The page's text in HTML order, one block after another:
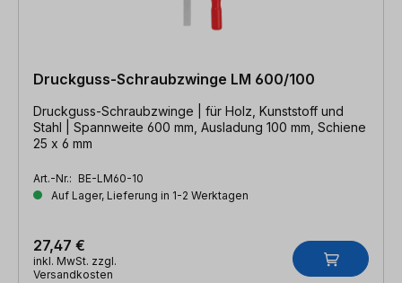
Druckguss-Schraubzwinge LM 600/100
Druckguss-Schraubzwinge | für Holz, Kunststoff und
Stahl | Spannweite 600 mm, Ausladung 100 mm, Schiene
25 x 6 mm
Art.-Nr.: BE-LM60-10
Auf Lager, Lieferung in 1-2 Werktagen
27,47 €
inkl. MwSt. zzgl.
Versandkosten